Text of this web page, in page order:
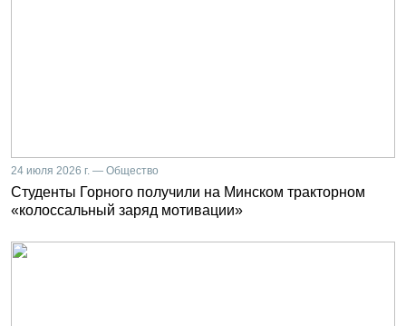
24 июля 2026 г. — Общество
Студенты Горного получили на Минском тракторном
«колоссальный заряд мотивации»